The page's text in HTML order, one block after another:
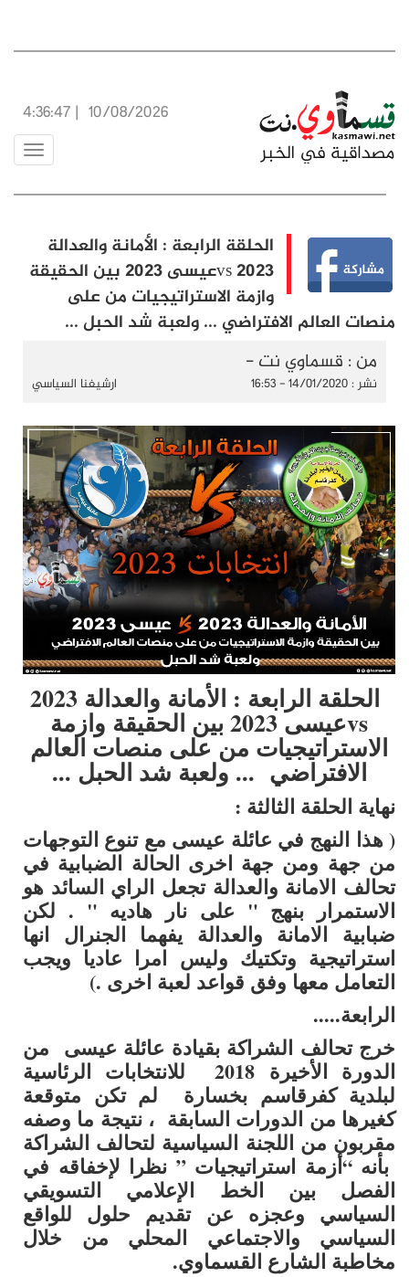
10/08/2026
|
4:36:48
Toggle
الحلقة الرابعة : الأمانة والعدالة
2023 vsعيسى 2023 بين الحقيقة
وازمة الاستراتيجيات من على
منصات العالم الافتراضي ... ولعبة شد الحبل ...
من : قسماوي نت -
نشر : 14/01/2020 - 16:53 ارشيفنا السياسي
الحلقة الرابعة : الأمانة والعدالة 2023
vs عيسى 2023 بين الحقيقة وازمة
الاستراتيجيات من على منصات العالم
الافتراضي ... ولعبة شد الحبل ...
نهاية الحلقة الثالثة :
( هذا النهج في عائلة عيسى مع تنوع التوجهات
من جهة ومن جهة اخرى الحالة الضبابية في
تحالف الامانة والعدالة تجعل الراي السائد هو
الاستمرار بنهج " على نار هاديه " . لكن
ضبابية الامانة والعدالة يفهما الجنرال انها
استراتيجية وتكتيك وليس امرا عاديا ويجب
التعامل معها وفق قواعد لعبة اخرى . )
الرابعة.....
خرج تحالف الشراكة بقيادة عائلة عيسى من
الدورة الأخيرة 2018 للانتخابات الرئاسية
لبلدية كفرقاسم بخسارة لم تكن متوقعة
كغيرها من الدورات السابقة ، نتيجة ما وصفه
مقربون من اللجنة السياسية لتحالف الشراكة
بأنه “أزمة استراتيجيات ” نظرا لإخفاقه في
الفصل بين الخط الإعلامي التسويقي
السياسي وعجزه عن تقديم حلول للواقع
السياسي والاجتماعي المحلي من خلال
مخاطبة الشارع القسماوي.